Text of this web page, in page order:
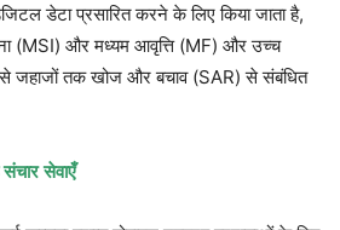
डेटा प्रसारित करने के लिए किया जाता है,
(MSI) और मध्यम आवृत्ति (MF) और उच्च
जहाजों तक खोज और बचाव (SAR) से संबंधित
संचार सेवाएँ